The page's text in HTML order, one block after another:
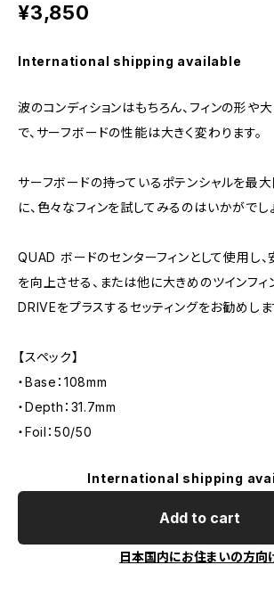
¥3,850
International shipping available
波のコンディションはもちろん、フィンの形や
で、サーフボードの性能は大きく変わります。
サーフボードの持っているポテンシャルを最
に、色々なフィンを試してみるのはいかがでし
QUAD ボードのセンターフィンとして使用し、
を向上させる、または他に大きめのツインフィ
DRIVEをプラスするセッティングをお勧めしま
【スペック】
・Base：108mm
・Depth：31.7mm
・Foil：50/50
International shipping
Add to cart
日本国内にお住まいの方向